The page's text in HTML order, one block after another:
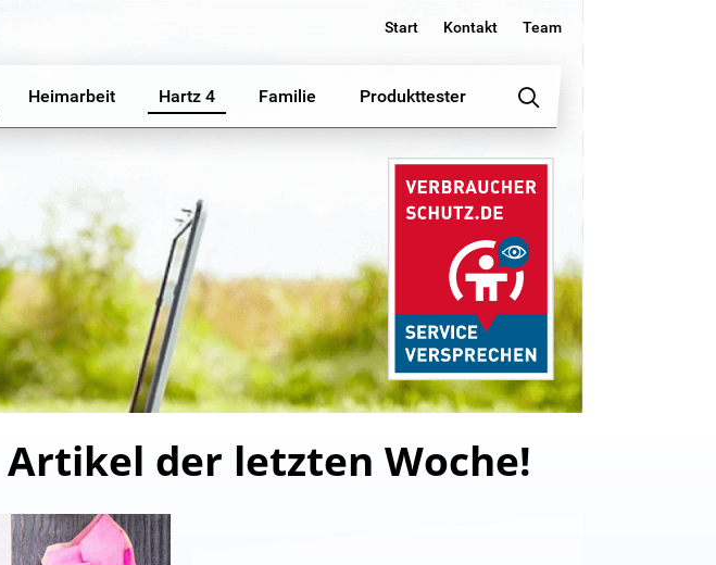
Start Kontakt Team
Heimarbeit Hartz 4 Familie Produkttester
der letzten Woche!